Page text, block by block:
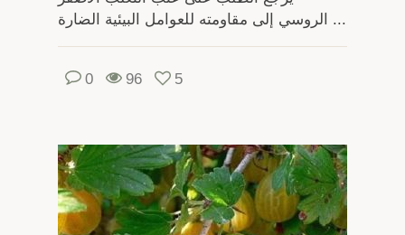
الروسي إلى مقاومته للعوامل البيئية الضارة ...
0 96 5